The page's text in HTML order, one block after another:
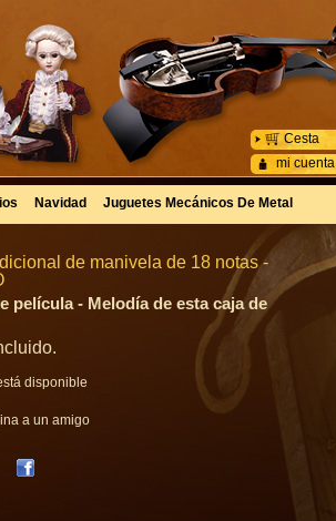
mi cuenta
Cesta
Navidad Juguetes Mecánicos De Metal
de manivela de 18 notas -
película - Melodía de esta caja de
disponible
a un amigo